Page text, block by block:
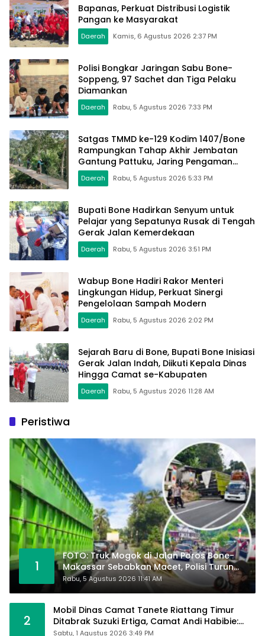
Bapanas, Perkuat Distribusi Logistik
Pangan ke Masyarakat
Daerah Kamis, 6 Agustus 2026 2:37 PM
Polisi Bongkar Jaringan Sabu Bone-
Soppeng, 97 Sachet dan Tiga Pelaku
Diamankan
Daerah Rabu, 5 Agustus 2026 7:33 PM
Satgas TMMD ke-129 Kodim 1407/Bone
Rampungkan Tahap Akhir Jembatan
Gantung Pattuku, Jaring Pengaman
Mulai Terpasang
Daerah Rabu, 5 Agustus 2026 5:33 PM
Bupati Bone Hadirkan Senyum untuk
Pelajar yang Sepatunya Rusak di Tengah
Gerak Jalan Kemerdekaan
Daerah Rabu, 5 Agustus 2026 3:51 PM
Wabup Bone Hadiri Rakor Menteri
Lingkungan Hidup, Perkuat Sinergi
Pengelolaan Sampah Modern
Daerah Rabu, 5 Agustus 2026 2:02 PM
Sejarah Baru di Bone, Bupati Bone Inisiasi
Gerak Jalan Indah, Diikuti Kepala Dinas
Hingga Camat se-Kabupaten
Daerah Rabu, 5 Agustus 2026 11:28 AM
Peristiwa
1
FOTO: Truk Mogok di Jalan Poros Bone-
Makassar Sebabkan Macet, Polisi Turun
Tangan
Rabu, 5 Agustus 2026 11:41 AM
2
Mobil Dinas Camat Tanete Riattang Timur
Ditabrak Suzuki Ertiga, Camat Andi Habibie:
Alhamdulillah Saya Baik-Baik Saja
Sabtu, 1 Agustus 2026 3:49 PM